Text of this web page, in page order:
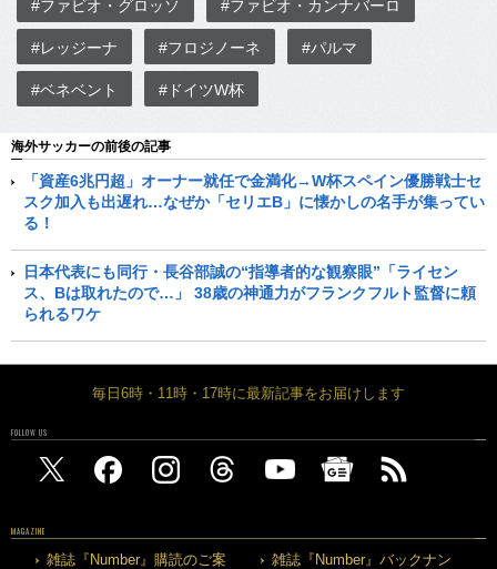
#ファビオ・グロッソ #ファビオ・カンナバーロ
#レッジーナ #フロジノーネ #パルマ
#ベネベント #ドイツW杯
海外サッカーの前後の記事
「資産6兆円超」オーナー就任で金満化→W杯スペイン優勝戦士セ
スク加入も出遅れ…なぜか「セリエB」に懐かしの名手が集ってい
る！
日本代表にも同行・長谷部誠の“指導者的な観察眼”「ライセン
ス、Bは取れたので…」 38歳の神通力がフランクフルト監督に頼
られるワケ
毎日6時・11時・17時に最新記事をお届けします
FOLLOW US
MAGAZINE
雑誌『Number』購読のご案
雑誌『Number』バックナン